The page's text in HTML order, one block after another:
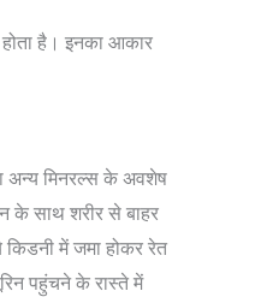
है। इनका आकार
अन्य मिनरल्स के अवशेष
के साथ शरीर से बाहर
में जमा होकर रेत
पहुंचने के रास्ते में
भारतीय सेना मे पद और उन के
रिटायर होता है"| इस पर आगे बढ़ते
Hoon (Retd) कहते है कि "Rank is